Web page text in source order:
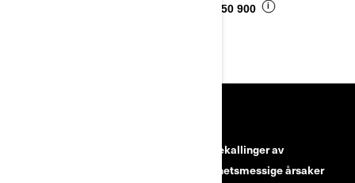
kr 50 900 i
Tilbakekallinger av
sikkerhetsmessige årsaker